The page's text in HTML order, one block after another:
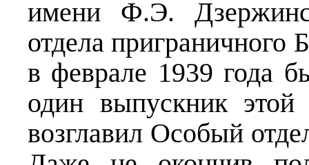
имени Ф.Э.
отдела приграничного
в феврале 1939 года
один выпускник
возглавил Особый